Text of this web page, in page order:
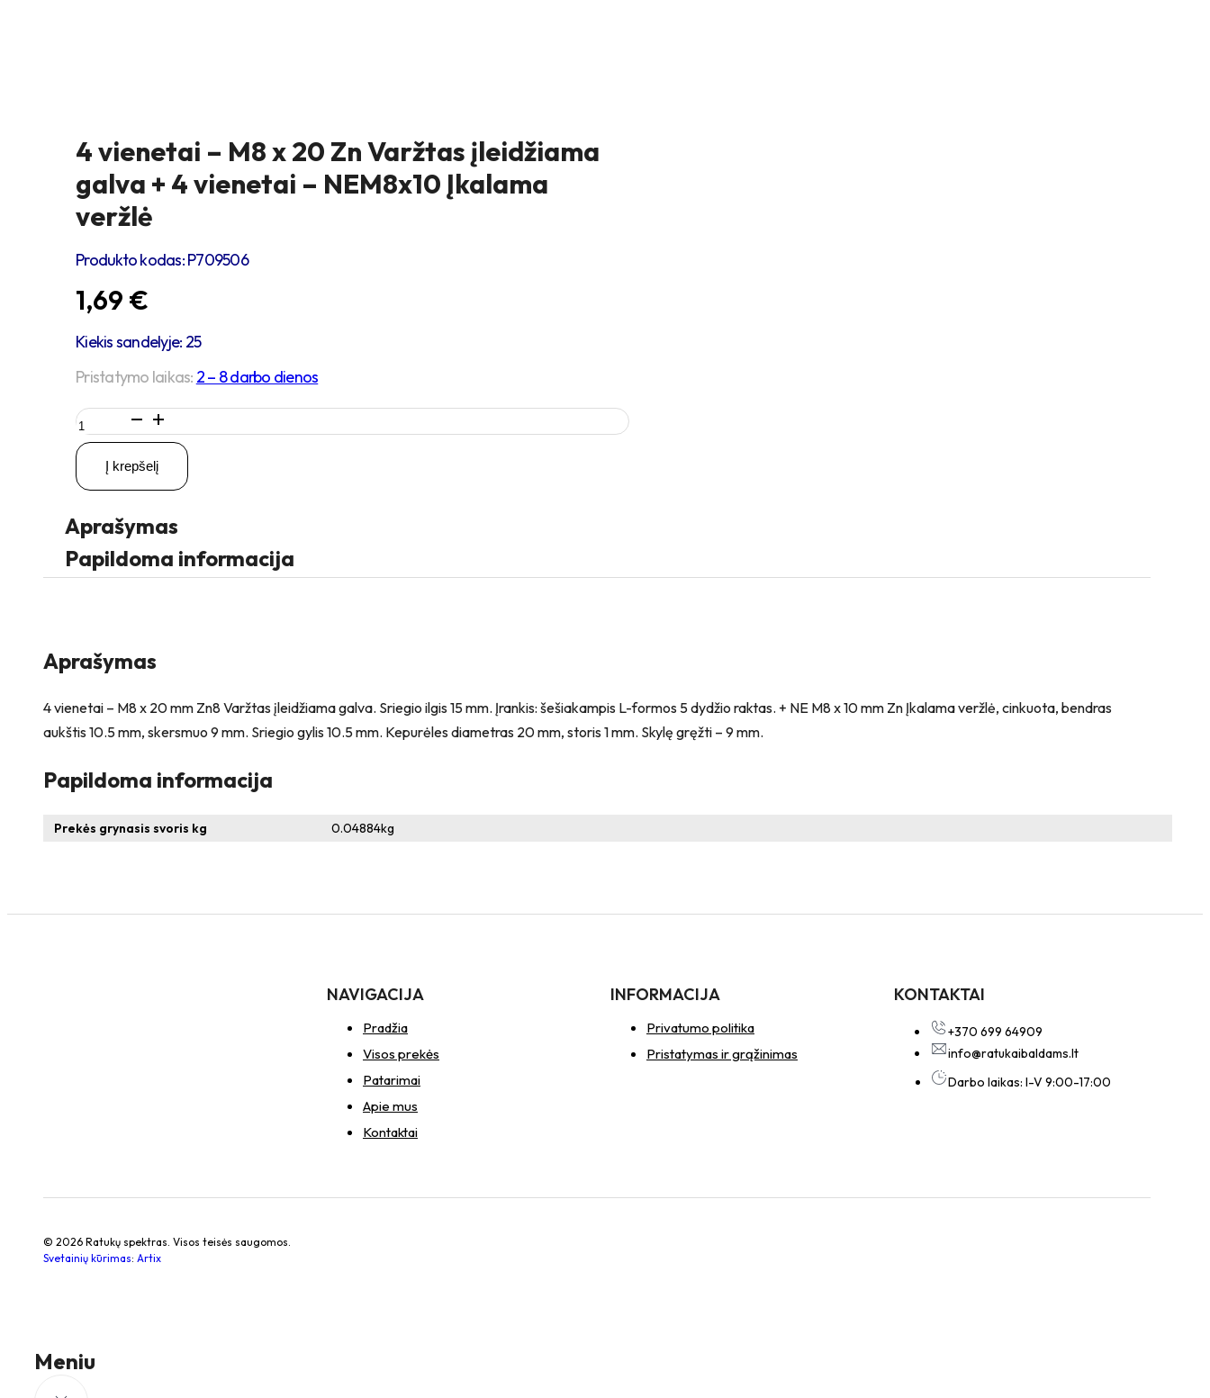
4 vienetai – M8 x 20 Zn Varžtas įleidžiama
galva + 4 vienetai – NEM8x10 Įkalama
veržlė
Produkto kodas:P709506
1,69 €
Kiekis sandelyje: 25
Pristatymo laikas: 2 – 8 darbo dienos
produkto
kiekis:
4
vienetai
–
x
20
Zn
Varžtas
vienetai
NEM8x10
veržlė
Į krepšelį
Aprašymas
Papildoma informacija
Aprašymas
4 vienetai – M8 x 20 mm Zn8 Varžtas įleidžiama galva. Sriegio ilgis 15 mm. Įrankis: šešiakampis L-formos 5 dydžio raktas. + NE M8 x 10 mm Zn Įkalama veržlė, cinkuota, bendras
aukštis 10.5 mm, skersmuo 9 mm. Sriegio gylis 10.5 mm. Kepurėles diametras 20 mm, storis 1 mm. Skylę gręžti – 9 mm.
Papildoma informacija
Prekės grynasis svoris kg 0.04884kg
NAVIGACIJA
Pradžia
Visos prekės
Patarimai
Apie mus
Kontaktai
INFORMACIJA
Privatumo politika
Pristatymas ir grąžinimas
KONTAKTAI
+370 699 64909
info@ratukaibaldams.lt
Darbo laikas: I-V 9:00-17:00
© 2026 Ratukų spektras. Visos teisės saugomos.
Svetainių kūrimas: Artix
Meniu